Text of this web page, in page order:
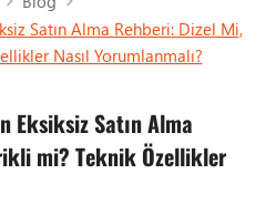
Satın Alma Rehberi: Dizel Mi,
Nasıl Yorumlanmalı?
Satın Alma
mi? Teknik Özellikler